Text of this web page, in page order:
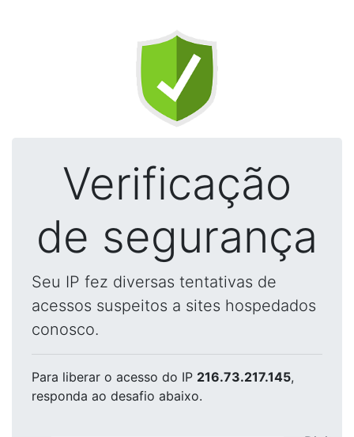
Verificação
de segurança
Seu IP fez diversas tentativas de
acessos suspeitos a sites hospedados
conosco.
Para liberar o acesso do IP 216.73.217.145,
responda ao desafio abaixo.